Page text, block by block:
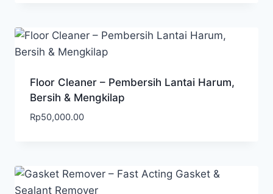
Floor Cleaner – Pembersih Lantai Harum,
Bersih & Mengkilap
Rp50,000.00